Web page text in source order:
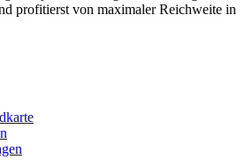
profitierst von maximaler Reichweite in